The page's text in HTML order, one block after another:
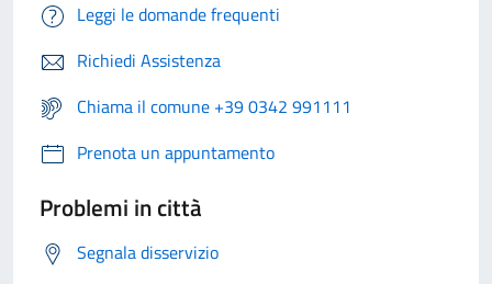
Leggi le domande frequenti
Richiedi Assistenza
Chiama il comune +39 0342 991111
Prenota un appuntamento
Problemi in città
Segnala disservizio